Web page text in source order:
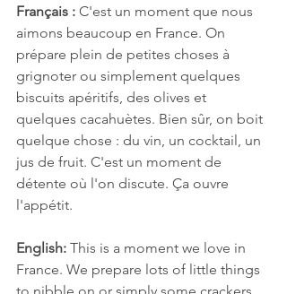
Français : C'est un moment que nous
aimons beaucoup en France. On
prépare plein de petites choses à
grignoter ou simplement quelques
biscuits apéritifs, des olives et
quelques cacahuètes. Bien sûr, on boit
quelque chose : du vin, un cocktail, un
jus de fruit. C'est un moment de
détente où l'on discute. Ça ouvre
l'appétit.
English: This is a moment we love in
France. We prepare lots of little things